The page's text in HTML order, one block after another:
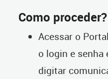
Como proceder?
Acessar o
o login e senha
digitar